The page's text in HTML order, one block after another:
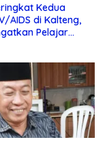
Kedua
AIDS di Kalteng,
Pelajar